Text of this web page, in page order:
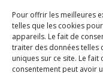
Pour offrir les meilleures
telles que les cookies
appareils. Le fait de
traiter des données telles
uniques sur ce site. Le
consentement peut avoir